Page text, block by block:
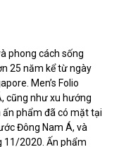
phong cách sống
25 năm kể từ ngày
Men’s Folio
cũng như xu hướng
phẩm đã có mặt tại
Đông Nam Á, và
11/2020. Ấn phẩm